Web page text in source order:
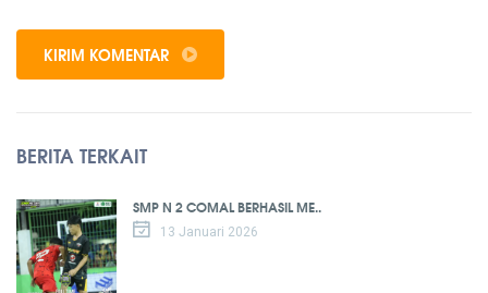
KIRIM KOMENTAR
BERITA TERKAIT
SMP N 2 COMAL BERHASIL ME..
13 Januari 2026